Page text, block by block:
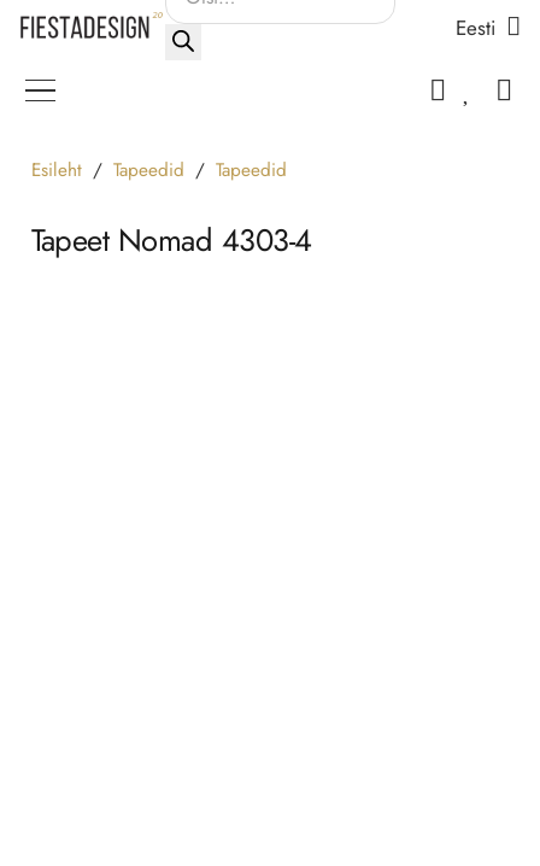
search
Eesti
Esileht / Tapeedid / Tapeedid
Tapeet Nomad 4303-4